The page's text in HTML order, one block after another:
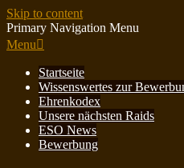
Skip to content
Primary Navigation Menu
Menu
Startseite
Wissenswertes zur
Ehrenkodex
Unsere nächsten Raids
ESO News
Bewerbung